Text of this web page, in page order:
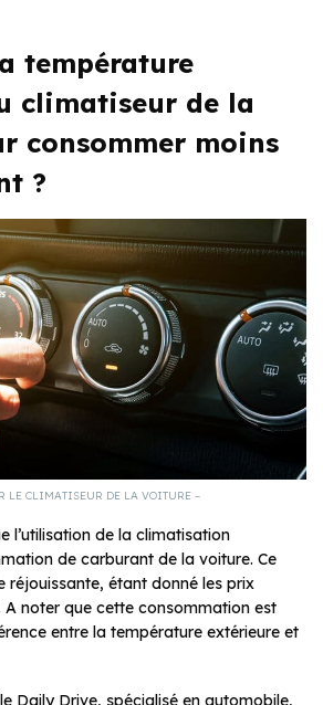
température
climatiseur de la
consommer moins
?
LE CLIMATISEUR DE LA VOITURE –
l’utilisation de la climatisation
de carburant de la voiture. Ce
réjouissante, étant donné les prix
noter que cette consommation est
entre la température extérieure et
Daily Drive, spécialisé en automobile,